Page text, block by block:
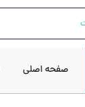
صفحه اصلی